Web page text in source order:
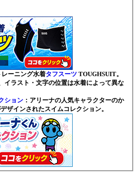
ーニング水着タフスーツ TOUGHSUIT。
イラスト・文字の位置は水着によって異な
ション ：アリーナの人気キャラクターのか
ザインされたスイムコレクション。